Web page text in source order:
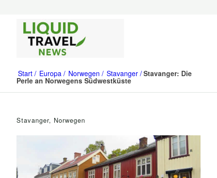
Start Europa Norwegen Stavanger Stavanger: Die
Perle an Norwegens Südwestküste
Stavanger, Norwegen